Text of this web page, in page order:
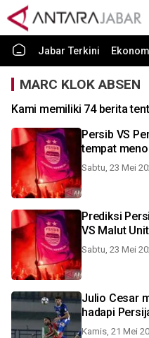
Jabar Terkini
MARC KLOK ABSEN
Kami memiliki 74 berita
Persib VS
tempat
Sabtu, 23 Mei
Prediksi
VS Malut
Sabtu, 23 Mei
Julio Cesar
hadapi
Kamis, 21 Mei